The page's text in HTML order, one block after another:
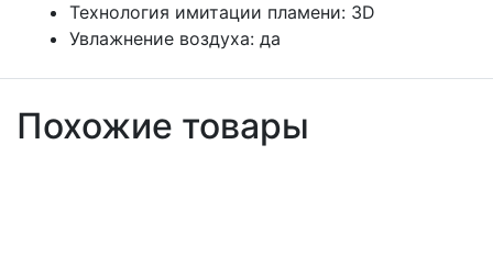
Технология имитации пламени: 3D
Увлажнение воздуха: да
Похожие товары